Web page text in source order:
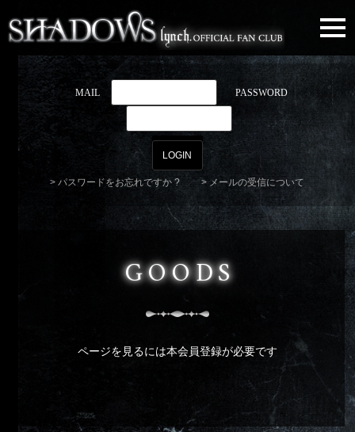
MAIL PASSWORD
パスワードをお忘れですか ? メールの受信について
GOODS
ページを見るには本会員登録が必要です